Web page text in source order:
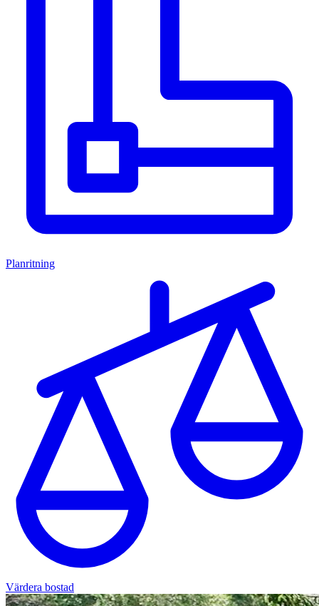
Planritning
Värdera bostad